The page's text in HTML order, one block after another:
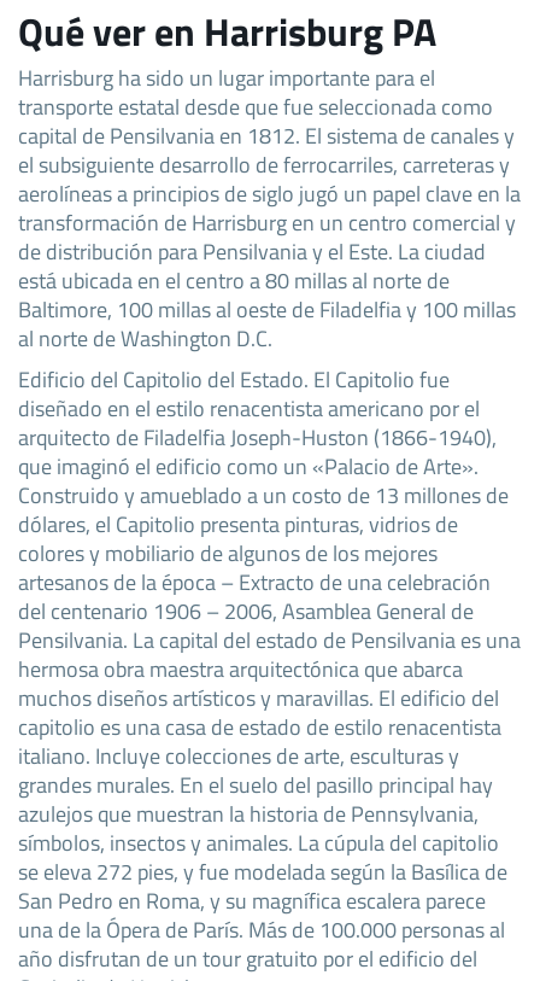
Qué ver en Harrisburg PA
Harrisburg ha sido un lugar importante para el
transporte estatal desde que fue seleccionada como
capital de Pensilvania en 1812. El sistema de canales y
el subsiguiente desarrollo de ferrocarriles, carreteras y
aerolíneas a principios de siglo jugó un papel clave en la
transformación de Harrisburg en un centro comercial y
de distribución para Pensilvania y el Este. La ciudad
está ubicada en el centro a 80 millas al norte de
Baltimore, 100 millas al oeste de Filadelfia y 100 millas
al norte de Washington D.C.
Edificio del Capitolio del Estado. El Capitolio fue
diseñado en el estilo renacentista americano por el
arquitecto de Filadelfia Joseph-Huston (1866-1940),
que imaginó el edificio como un «Palacio de Arte».
Construido y amueblado a un costo de 13 millones de
dólares, el Capitolio presenta pinturas, vidrios de
colores y mobiliario de algunos de los mejores
artesanos de la época – Extracto de una celebración
del centenario 1906 – 2006, Asamblea General de
Pensilvania. La capital del estado de Pensilvania es una
hermosa obra maestra arquitectónica que abarca
muchos diseños artísticos y maravillas. El edificio del
capitolio es una casa de estado de estilo renacentista
italiano. Incluye colecciones de arte, esculturas y
grandes murales. En el suelo del pasillo principal hay
azulejos que muestran la historia de Pennsylvania,
símbolos, insectos y animales. La cúpula del capitolio
se eleva 272 pies, y fue modelada según la Basílica de
San Pedro en Roma, y su magnífica escalera parece
una de la Ópera de París. Más de 100.000 personas al
año disfrutan de un tour gratuito por el edificio del